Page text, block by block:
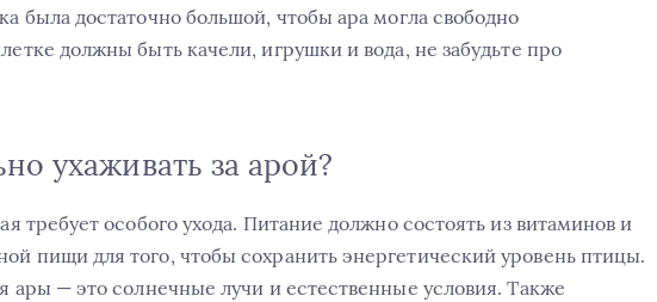
была достаточно большой, чтобы ара могла свободно
должны быть качели, игрушки и вода, не забудьте про
ухаживать за арой?
требует особого ухода. Питание должно состоять из витаминов и
пищи для того, чтобы сохранить энергетический уровень птицы.
ары — это солнечные лучи и естественные условия. Также